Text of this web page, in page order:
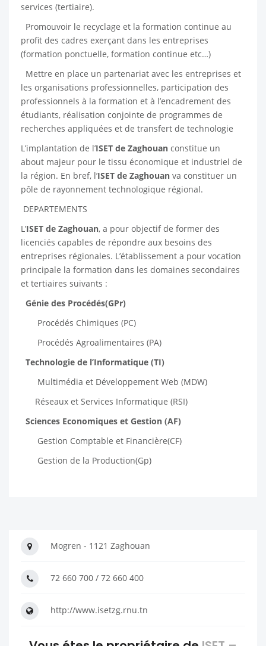
services (tertiaire).
Promouvoir le recyclage et la formation continue au
profit des cadres exerçant dans les entreprises
(formation ponctuelle, formation continue etc…)
Mettre en place un partenariat avec les entreprises et
les organisations professionnelles, participation des
professionnels à la formation et à l’encadrement des
étudiants, réalisation conjointe de programmes de
recherches appliquées et de transfert de technologie
L’implantation de l’ISET de Zaghouan constitue un
about majeur pour le tissu économique et industriel de
la région. En bref, l’ISET de Zaghouan va constituer un
pôle de rayonnement technologique régional.
DEPARTEMENTS
L’ISET de Zaghouan, a pour objectif de former des
licenciés capables de répondre aux besoins des
entreprises régionales. L’établissement a pour vocation
principale la formation dans les domaines secondaires
et tertiaires suivants :
Génie des Procédés(GPr)
Procédés Chimiques (PC)
Procédés Agroalimentaires (PA)
Technologie de l’Informatique (TI)
Multimédia et Développement Web (MDW)
Réseaux et Services Informatique (RSI)
Sciences Economiques et Gestion (AF)
Gestion Comptable et Financière(CF)
Gestion de la Production(Gp)
Mogren - 1121 Zaghouan
72 660 700 / 72 660 400
http://www.isetzg.rnu.tn